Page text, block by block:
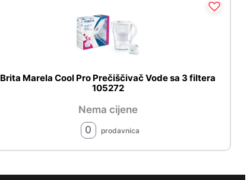
Brita Marela Cool Pro Prečiščivač Vode sa 3 filtera
105272
Nema cijene
0
prodavnica